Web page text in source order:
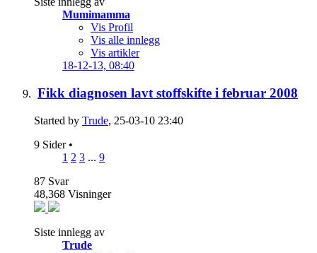
Mumimamma
Vis Profil
Vis alle innlegg
Vis artikler
18-12-13, 08:40
Fikk diagnosen lavt stoffskifte i februar 2008
Started by Trude, 25-03-10 23:40
9 Sider •
1 2 3 ... 9
87 Svar
48,368 Visninger
Siste innlegg av
Trude